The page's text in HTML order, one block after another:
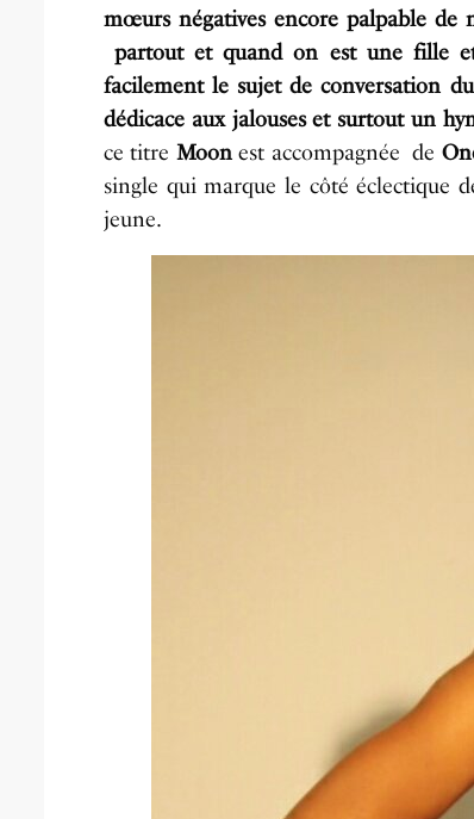
mœurs négatives encore palpable de
partout et quand on est une fille
facilement le sujet de conversation
dédicace aux jalouses et surtout un
ce titre Moonest accompagnée de
single qui marque le côté éclectique
jeune.